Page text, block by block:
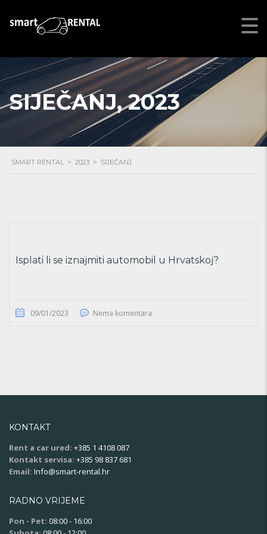
SIJEČANJ, 2023
SMART RENTAL > 2023 > SIJEČANJ
Isplati li se iznajmiti automobil u Hrvatskoj?
09/01/2023 Nema komentara
KONTAKT
Rent a car ured: +385 1 4108 087
Kontakt servisa: +385 98 837 681
Email: Info@smart-rental.hr
RADNO VRIJEME
Pon - Pet: 08:00 - 16:00